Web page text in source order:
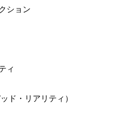
ション
ィ
ド・リアリティ）